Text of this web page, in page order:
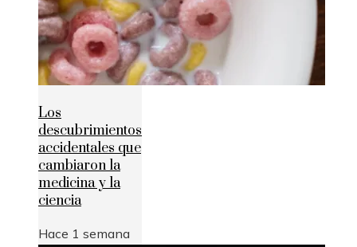
Los
descubrimientos
accidentales que
cambiaron la
medicina y la
ciencia
Hace 1 semana